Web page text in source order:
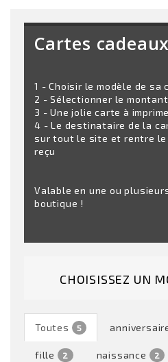
Cartes cadeaux
1 - Choisir le modèle de sa
2 - Sélectionner le
3 - Une jolie carte à
4 - Le destinataire de la
sur tout le site et rentre le
reçu
Valable en une ou
boutique !
CHOISISSEZ UN
Toutes 5
fille 2 naissance 2